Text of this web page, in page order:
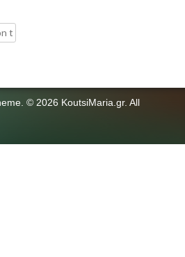
© 2026 KoutsiMaria.gr. All